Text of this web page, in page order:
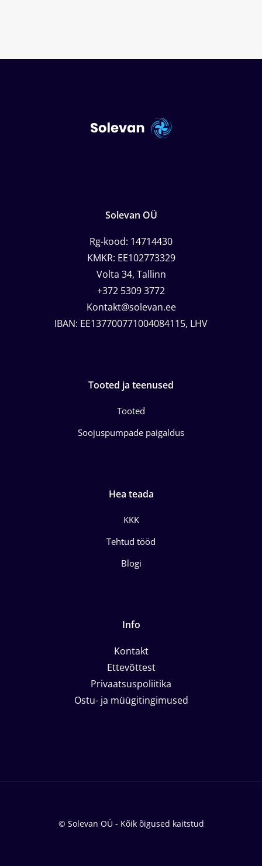
Solevan OÜ
Rg-kood: 14714430
KMKR: EE102773329
Volta 34, Tallinn
+372 5309 3772
Kontakt@solevan.ee
IBAN: EE137700771004084115, LHV
Tooted ja teenused
Tooted
Soojuspumpade paigaldus
Hea teada
KKK
Tehtud tööd
Blogi
Info
Kontakt
Ettevõttest
Privaatsuspoliitika
Ostu- ja müügitingimused
© Solevan OÜ - Kõik õigused kaitstud